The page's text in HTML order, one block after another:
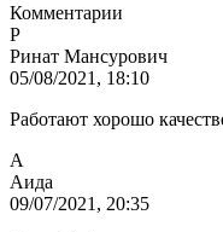
Комментарии
Р
Ринат Мансурович
05/08/2021, 18:10
Работают хорошо
А
Аида
09/07/2021, 20:35